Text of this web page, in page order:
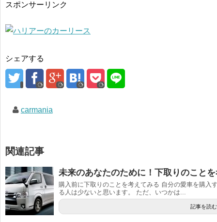
スポンサーリンク
シェアする
carmania
関連記事
未来のあなたのために！下取りのこと
購入前に下取りのことを考えてみる 自分の愛車を購入
る人は少ないと思います。 ただ、いつかは...
記事を読む